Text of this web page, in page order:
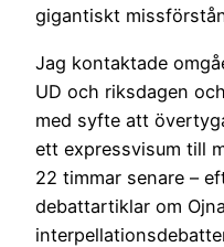
gigantiskt
Jag kontaktade
UD och riksdagen
med syfte att
ett expressvisum till
22 timmar senare –
debattartiklar om